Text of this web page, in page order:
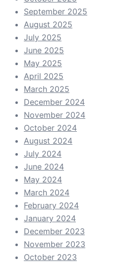
September 2025
August 2025
July 2025
June 2025
May 2025
April 2025
March 2025
December 2024
November 2024
October 2024
August 2024
July 2024
June 2024
May 2024
March 2024
February 2024
January 2024
December 2023
November 2023
October 2023